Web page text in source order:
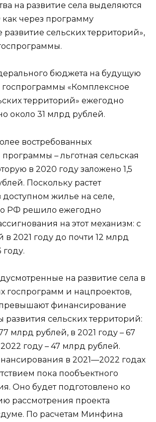
на развитие села выделяются
через программу
развитие сельских территорий»,
бюджета на будущую
госпрограммы «Комплексное
территорий» ежегодно
около 31 млрд рублей.
востребованных
– льготная сельская
в 2020 году заложено 1,5
Поскольку растет
доступном жилье на селе,
РФ решило ежегодно
на этот механизм: с
2021 году до почти 12 млрд
году.
на развитие села в
госпрограмм и нацпроектов,
финансирование
развития сельских территорий:
млрд рублей, в 2021 году – 67
году – 47 млрд рублей.
в 2021—2022 годах
пока пообъектного
Оно будет подготовлено ко
рассмотрения проекта
По расчетам Минфина